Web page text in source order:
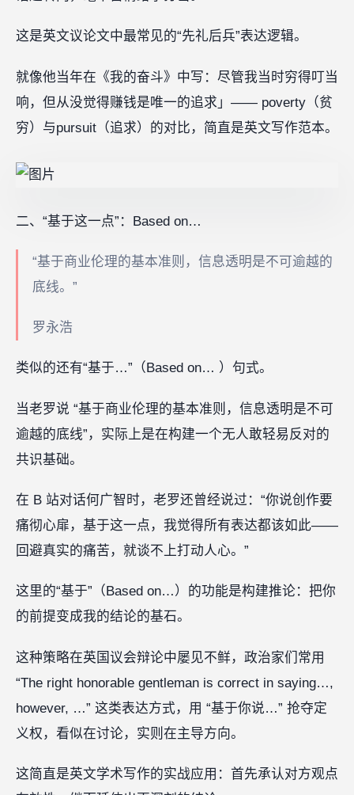
这是英文议论文中最常见的“先礼后兵”表达逻辑。
就像他当年在《我的奋斗》中写：尽管我当时穷得叮当
响，但从没觉得赚钱是唯一的追求」—— poverty（贫
穷）与pursuit（追求）的对比，简直是英文写作范本。
二、“基于这一点”：Based on…
“基于商业伦理的基本准则，信息透明是不可逾越的
底线。”
罗永浩
类似的还有“基于…”（Based on… ）句式。
当老罗说 “基于商业伦理的基本准则，信息透明是不可
逾越的底线”，实际上是在构建一个无人敢轻易反对的
共识基础。
在 B 站对话何广智时，老罗还曾经说过：“你说创作要
痛彻心扉，基于这一点，我觉得所有表达都该如此——
回避真实的痛苦，就谈不上打动人心。”
这里的“基于”（Based on…）的功能是构建推论：把你
的前提变成我的结论的基石。
这种策略在英国议会辩论中屡见不鲜，政治家们常用
“The right honorable gentleman is correct in saying…,
however, …” 这类表达方式，用 “基于你说…” 抢夺定
义权，看似在讨论，实则在主导方向。
这简直是英文学术写作的实战应用：首先承认对方观点